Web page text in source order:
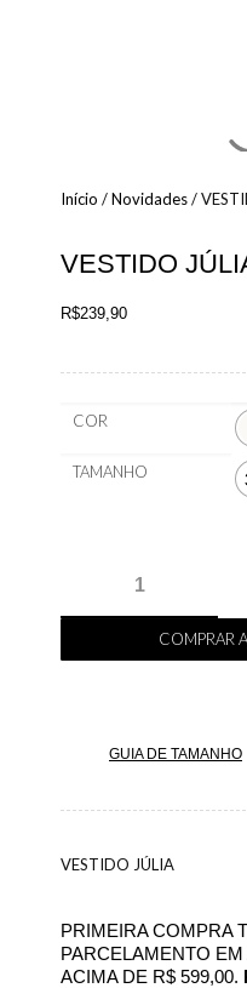
Início /Novidades/
VESTIDO
R$239,90
COR
TAMANHO
COMPRAR
GUIA DE TAMANHO
VESTIDO JÚLIA
PRIMEIRA COMPRA
PARCELAMENTO
ACIMA DE R$ 599,00.